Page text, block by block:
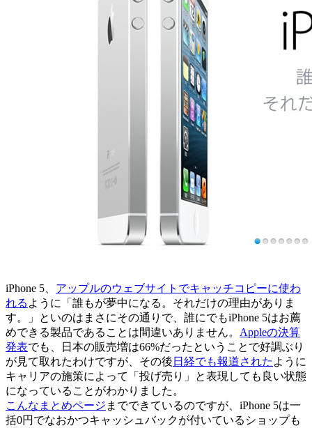
iPhone 5、 アップルのウェブサイトでキャッチコピーに使わ
れる ように「誰もが夢中になる。それだけの理由がありま
す。」といのはまさにその通りで、誰にでもiPhone 5はお薦
めできる製品であることは間違いありません。 Appleの決算
発表でも、日本の販売増は66%だったということで好調ぶり
が見て取れたわけですが、その後 日経でも報道された ように
キャリアの施策によって「投げ売り」と表現しても良い状態
になっていることがわかりました。
こんなまとめページ までできているのですが、iPhone 5は一
括0円でなおかつキャッシュバックが付いているショップも